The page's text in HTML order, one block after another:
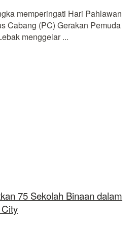
memperingati Hari Pahlawan
Cabang (PC) Gerakan Pemuda
menggelar ...
75 Sekolah Binaan dalam